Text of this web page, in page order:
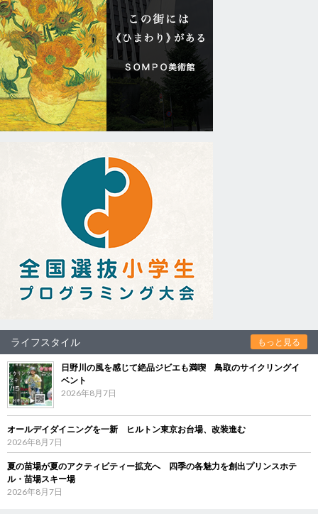
ライフスタイル もっと見る
日野川の風を感じて絶品ジビエも満喫 鳥取のサイクリングイ
ベント
2026年8月7日
オールデイダイニングを一新 ヒルトン東京お台場、改装進む
2026年8月7日
夏の苗場が夏のアクティビティー拡充へ 四季の各魅力を創出プリンスホテ
ル・苗場スキー場
2026年8月7日